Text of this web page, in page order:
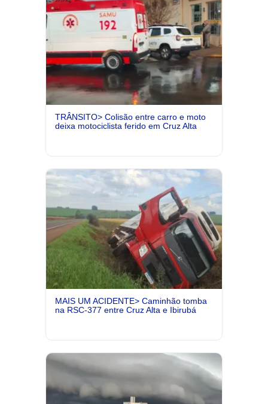
TRÂNSITO> Colisão entre carro e moto
deixa motociclista ferido em Cruz Alta
MAIS UM ACIDENTE> Caminhão tomba
na RSC-377 entre Cruz Alta e Ibirubá